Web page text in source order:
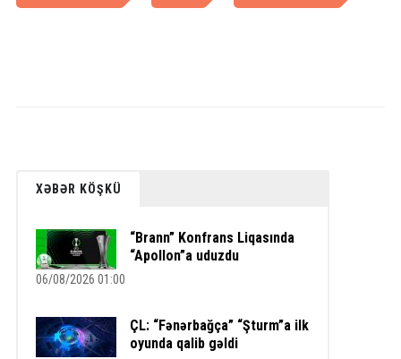
XƏBƏR KÖŞKÜ
“Brann” Konfrans Liqasında
“Apollon”a uduzdu
06/08/2026 01:00
ÇL: “Fənərbağça” “Şturm”a ilk
oyunda qalib gəldi